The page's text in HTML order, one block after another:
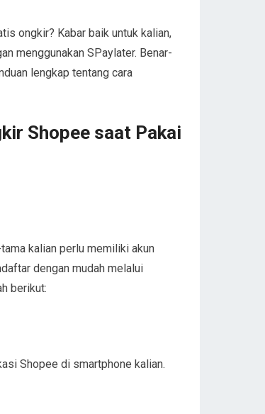
ongkir? Kabar baik untuk kalian,
menggunakan SPaylater. Benar-
lengkap tentang cara
Shopee saat Pakai
kalian perlu memiliki akun
dengan mudah melalui
berikut:
Shopee di smartphone kalian.